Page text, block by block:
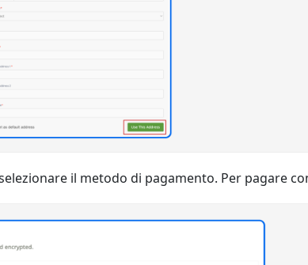
il metodo di pagamento. Per pagare